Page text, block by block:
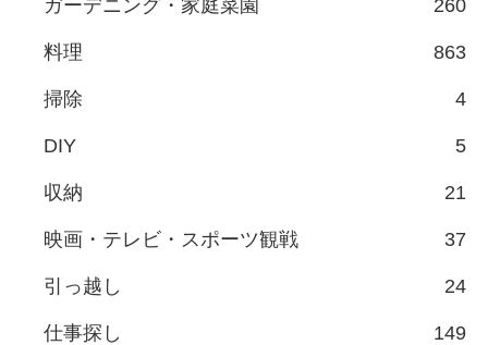
ガーデニング・家庭菜園 260
料理 863
掃除 4
DIY 5
収納 21
映画・テレビ・スポーツ観戦 37
引っ越し 24
仕事探し 149